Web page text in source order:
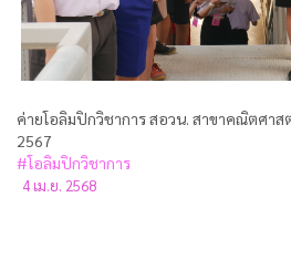
ค่ายโอลิมปิกวิชาการ สอวน. สาขาคณิตศา
2567
#โอลิมปิกวิชาการ
4 เม.ย. 2568